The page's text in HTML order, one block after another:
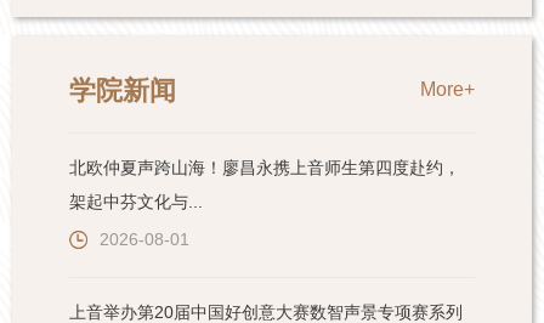
学院新闻 More+
北欧仲夏声跨山海！廖昌永携上音师生第四度赴约，
架起中芬文化与...
2026-08-01
上音举办第20届中国好创意大赛数智声景专项赛系列